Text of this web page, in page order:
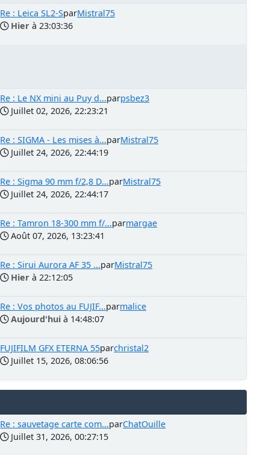
Re : Leica SL2-SparMistral75
Hier à 23:03:36
Re : Le NX mini au Puy d...parpsbez3
Juillet 02, 2026, 22:23:21
Re : SIGMA - Les mises à...parMistral75
Juillet 24, 2026, 22:44:19
Re : Sigma 90 mm f/2,8 D...parMistral75
Juillet 24, 2026, 22:44:17
Re : Tamron 18-300 mm f/...parmargae
Août 07, 2026, 13:23:41
Re : Sirui Aurora AF 35 ...parMistral75
Hier à 22:12:05
Re : Vos photos au FUJIF...parmalice
Aujourd'hui à 14:48:07
FUJIFILM GFX ETERNA 55parchristal2
Juillet 15, 2026, 08:06:56
Re : sauvetage carte com...parChatOuille
Juillet 31, 2026, 00:27:15